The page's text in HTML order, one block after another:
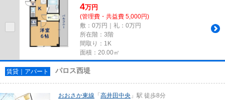
4万円
(管理費・共益費 5,000円)
敷：0万円｜礼：0万円
所在階：3階
間取り：1K
面積：20.00㎡
賃貸｜アパート パロス西堤
おおさか東線 「高井田中央 」駅 徒歩8分